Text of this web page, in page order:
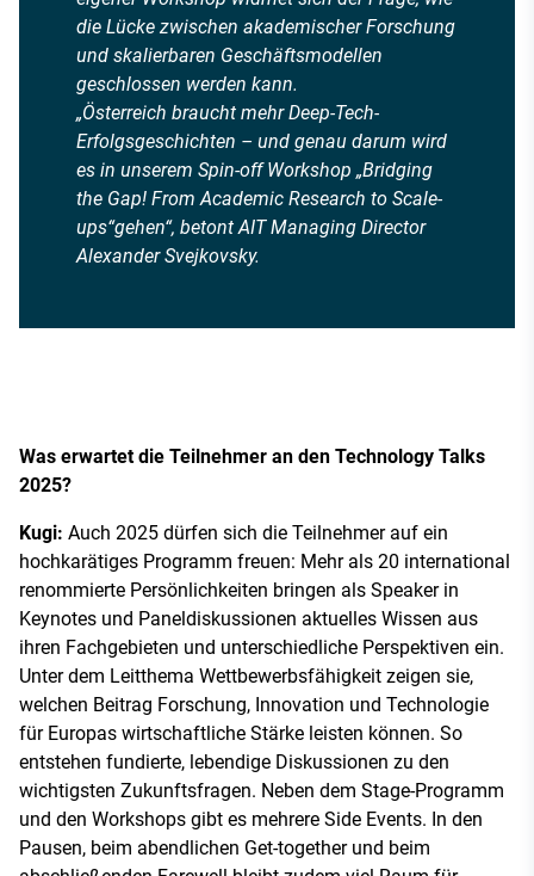
die Lücke zwischen akademischer Forschung
und skalierbaren Geschäftsmodellen
geschlossen werden kann.
„Österreich braucht mehr Deep-Tech-
Erfolgsgeschichten – und genau darum wird
es in unserem Spin-off Workshop „Bridging
the Gap! From Academic Research to Scale-
ups“gehen“, betont AIT Managing Director
Alexander Svejkovsky.
Was erwartet die Teilnehmer an den Technology Talks
2025?
Kugi: Auch 2025 dürfen sich die Teilnehmer auf ein
hochkarätiges Programm freuen: Mehr als 20 international
renommierte Persönlichkeiten bringen als Speaker in
Keynotes und Paneldiskussionen aktuelles Wissen aus
ihren Fachgebieten und unterschiedliche Perspektiven ein.
Unter dem Leitthema Wettbewerbsfähigkeit zeigen sie,
welchen Beitrag Forschung, Innovation und Technologie
für Europas wirtschaftliche Stärke leisten können. So
entstehen fundierte, lebendige Diskussionen zu den
wichtigsten Zukunftsfragen. Neben dem Stage-Programm
und den Workshops gibt es mehrere Side Events. In den
Pausen, beim abendlichen Get-together und beim